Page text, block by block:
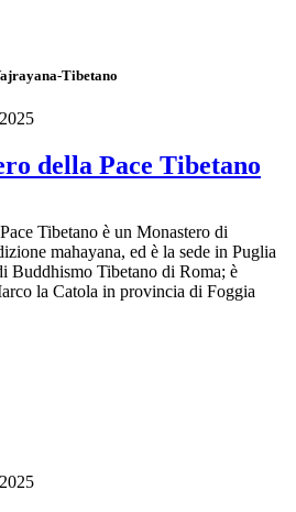
Tibetano
della Pace Tibetano
Tibetano è un Monastero di
mahayana, ed è la sede in Puglia
Buddhismo Tibetano di Roma; è
la Catola in provincia di Foggia